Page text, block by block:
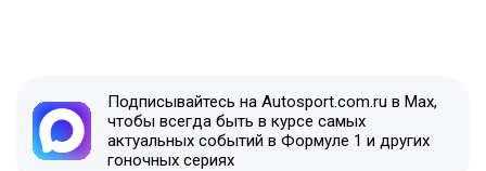
Подписывайтесь на Autosport.com.ru в Max,
чтобы всегда быть в курсе самых
актуальных событий в Формуле 1 и других
гоночных сериях